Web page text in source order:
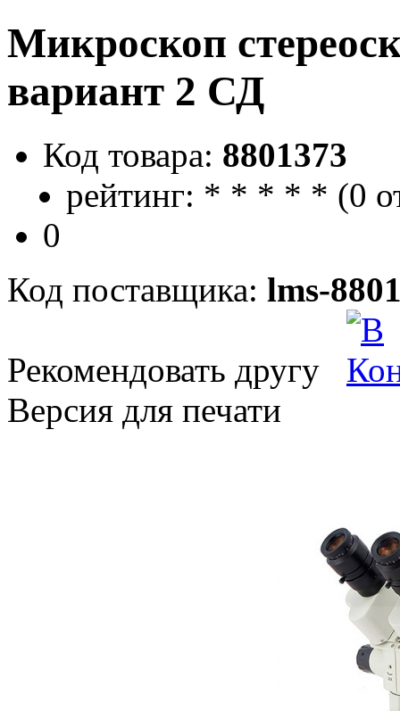
Микроскоп
вариант 2 СД
Код товара: 8801373
рейтинг: * * * * * (0
0
Код поставщика: lms-
Рекомендовать другу
Версия для печати